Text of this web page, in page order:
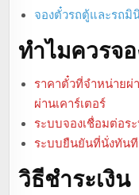
จองตั๋วรถตู้และรถมิ
ทำไมควรจ
ราคาตั๋วที่จำหน่ายผ่
ผ่านเคาร์เตอร์
ระบบจองเชื่อมต่อร
ระบบยืนยันที่นั่งทันที
วิธีชำระเงิน